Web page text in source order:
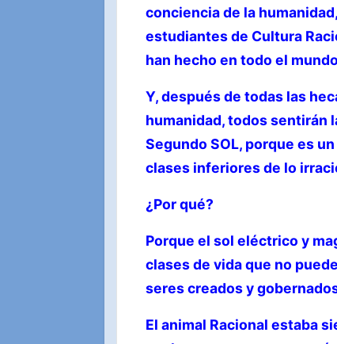
conciencia de la
estudiantes de Cultura
han hecho en todo el
Y, después de todas las
humanidad, todos sentirán
Segundo SOL, porque es
clases inferiores de lo
¿Por qué?
Porque el sol eléctrico y
clases de vida que no
seres creados y
El animal Racional estaba